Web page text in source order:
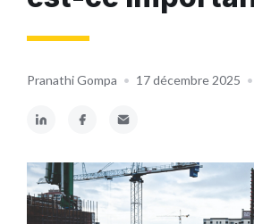
Pranathi Gompa • 17 décembre 2025 •